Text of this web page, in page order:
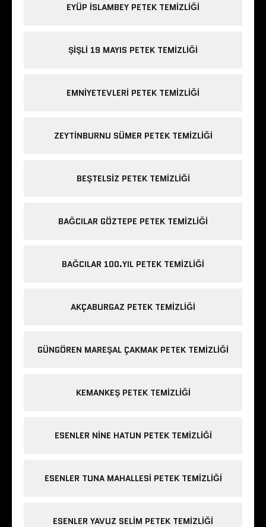
EYÜP ISLAMBEY PETEK TEMIZLIĞI
ŞIŞLI 19 MAYIS PETEK TEMIZLIĞI
EMNIYETEVLERI PETEK TEMIZLIĞI
ZEYTINBURNU SÜMER PETEK TEMIZLIĞI
BEŞTELSIZ PETEK TEMIZLIĞI
BAĞCILAR GÖZTEPE PETEK TEMIZLIĞI
BAĞCILAR 100.YIL PETEK TEMIZLIĞI
AKÇABURGAZ PETEK TEMIZLIĞI
GÜNGÖREN MAREŞAL ÇAKMAK PETEK TEMIZLIĞI
KEMANKEŞ PETEK TEMIZLIĞI
ESENLER NINE HATUN PETEK TEMIZLIĞI
ESENLER TUNA MAHALLESI PETEK TEMIZLIĞI
ESENLER YAVUZ SELIM PETEK TEMIZLIĞI